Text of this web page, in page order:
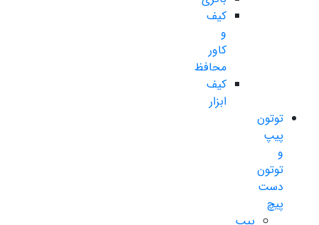
کیف
و
کاور
محافظ
کیف
ابزار
توتون
پیپ
و
توتون
دست
پیچ
پیپ